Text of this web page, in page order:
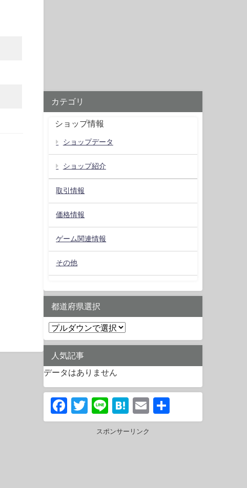
カテゴリ
ショップ情報
ショップデータ
ショップ紹介
取引情報
価格情報
ゲーム関連情報
その他
都道府県選択
人気記事
データはありません
Facebook
Twitter
LineHatena
Email
有
スポンサーリンク